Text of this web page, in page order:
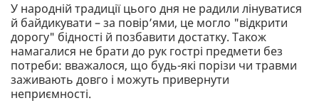
У народній традиції цього дня не радили лінуватися
й байдикувати – за повір’ями, це могло "відкрити
дорогу" бідності й позбавити достатку. Також
намагалися не брати до рук гострі предмети без
потреби: вважалося, що будь-які порізи чи травми
заживають довго і можуть привернути
неприємності.